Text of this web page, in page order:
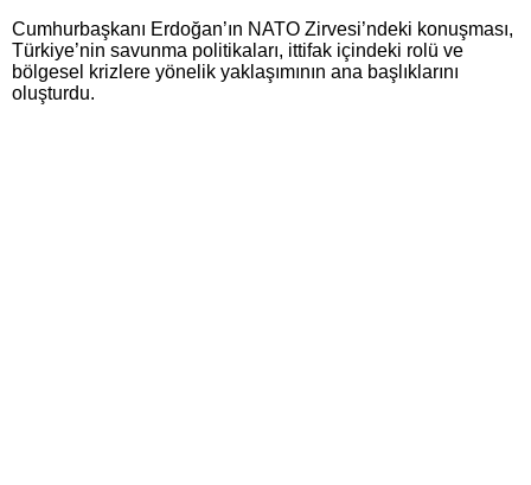
Cumhurbaşkanı Erdoğan’ın NATO Zirvesi’ndeki konuşması,
Türkiye’nin savunma politikaları, ittifak içindeki rolü ve
bölgesel krizlere yönelik yaklaşımının ana başlıklarını
oluşturdu.